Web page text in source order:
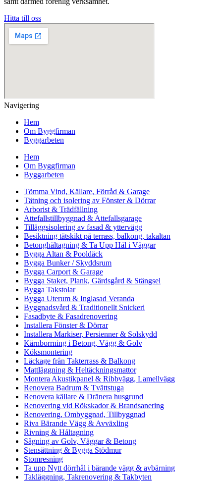
Hitta till oss
Navigering
Hem
Om Byggfirman
Byggarbeten
Hem
Om Byggfirman
Byggarbeten
Tömma Vind, Källare, Förråd & Garage
Tätning och isolering av Fönster & Dörrar
Arborist & Trädfällning
Attefallstillbyggnad & Attefallsgarage
Tilläggsisolering av fasad & yttervägg
Besiktning tätskikt på terrass, balkong, takaltan
Betonghåltagning & Ta Upp Hål i Väggar
Bygga Altan & Pooldäck
Bygga Bunker / Skyddsrum
Bygga Carport & Garage
Bygga Staket, Plank, Gärdsgård & Stängsel
Bygga Takstolar
Bygga Uterum & Inglasad Veranda
Byggnadsvård & Traditionellt Snickeri
Fasadbyte & Fasadrenovering
Installera Fönster & Dörrar
Installera Markiser, Persienner & Solskydd
Kärnborrning i Betong, Vägg & Golv
Köksmontering
Läckage från Takterrass & Balkong
Mattläggning & Heltäckningsmattor
Montera Akustikpanel & Ribbvägg, Lamellvägg
Renovera Badrum & Tvättstuga
Renovera källare & Dränera husgrund
Renovering vid Rökskador & Brandsanering
Renovering, Ombyggnad, Tillbyggnad
Riva Bärande Vägg & Avväxling
Rivning & Håltagning
Sågning av Golv, Väggar & Betong
Stensättning & Bygga Stödmur
Stomresning
Ta upp Nytt dörrhål i bärande vägg & avbärning
Takläggning, Takrenovering & Takbyten